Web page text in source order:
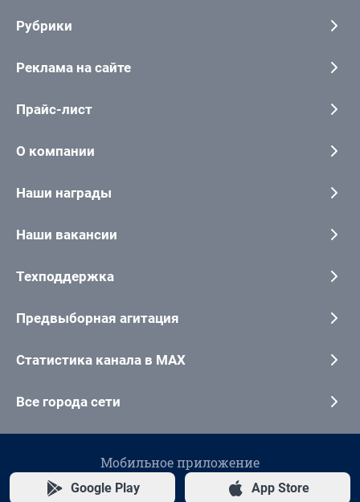
Рубрики
Реклама на сайте
Прайс-лист
О компании
Наши награды
Наши вакансии
Техподдержка
Предвыборная агитация
Статистика канала в MAX
Все города сети
Мобильное приложение
Google Play App Store